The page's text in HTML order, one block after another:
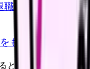
職後の手続き｜健
もっと見る
と後で困る」と言わ